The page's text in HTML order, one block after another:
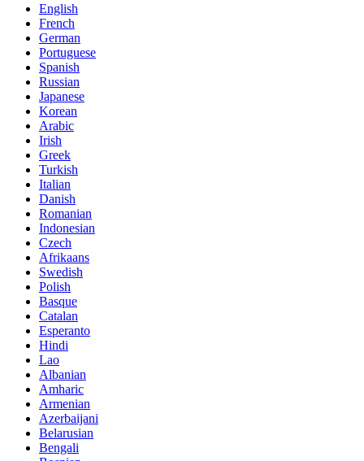
English
French
German
Portuguese
Spanish
Russian
Japanese
Korean
Arabic
Irish
Greek
Turkish
Italian
Danish
Romanian
Indonesian
Czech
Afrikaans
Swedish
Polish
Basque
Catalan
Esperanto
Hindi
Lao
Albanian
Amharic
Armenian
Azerbaijani
Belarusian
Bengali